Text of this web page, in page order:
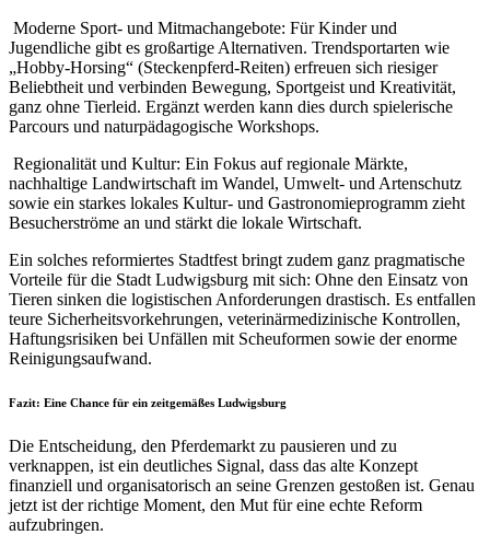
Moderne Sport- und Mitmachangebote: Für Kinder und
Jugendliche gibt es großartige Alternativen. Trendsportarten wie
„Hobby-Horsing“ (Steckenpferd-Reiten) erfreuen sich riesiger
Beliebtheit und verbinden Bewegung, Sportgeist und Kreativität,
ganz ohne Tierleid. Ergänzt werden kann dies durch spielerische
Parcours und naturpädagogische Workshops.
Regionalität und Kultur: Ein Fokus auf regionale Märkte,
nachhaltige Landwirtschaft im Wandel, Umwelt- und Artenschutz
sowie ein starkes lokales Kultur- und Gastronomieprogramm zieht
Besucherströme an und stärkt die lokale Wirtschaft.
Ein solches reformiertes Stadtfest bringt zudem ganz pragmatische
Vorteile für die Stadt Ludwigsburg mit sich: Ohne den Einsatz von
Tieren sinken die logistischen Anforderungen drastisch. Es entfallen
teure Sicherheitsvorkehrungen, veterinärmedizinische Kontrollen,
Haftungsrisiken bei Unfällen mit Scheuformen sowie der enorme
Reinigungsaufwand.
Fazit: Eine Chance für ein zeitgemäßes Ludwigsburg
Die Entscheidung, den Pferdemarkt zu pausieren und zu
verknappen, ist ein deutliches Signal, dass das alte Konzept
finanziell und organisatorisch an seine Grenzen gestoßen ist. Genau
jetzt ist der richtige Moment, den Mut für eine echte Reform
aufzubringen.